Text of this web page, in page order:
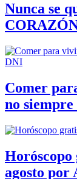
Nunca se
Comer
no siempre
Horóscopo
agosto por